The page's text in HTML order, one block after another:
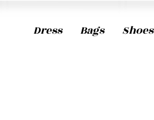
Dress Bags Shoes